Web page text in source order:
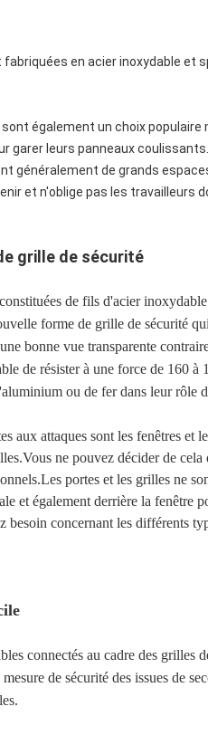
en acier inoxydable et
également un choix
garer leurs panneaux
généralement de grands
et n'oblige pas les travailleurs
grille de sécurité
de fils d'acier
forme de grille de sécurité
bonne vue transparente
de résister à une force de 160
ou de fer dans leur rôle
aux attaques sont les fenêtres et
ne pouvez décider de
portes et les grilles ne
et également derrière la fenêtre
besoin concernant les différents
connectés au cadre des grilles
de sécurité des issues de